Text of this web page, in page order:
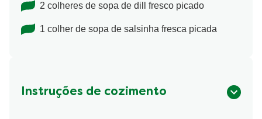
2 colheres de sopa de dill fresco picado
1 colher de sopa de salsinha fresca picada
Instruções de cozimento